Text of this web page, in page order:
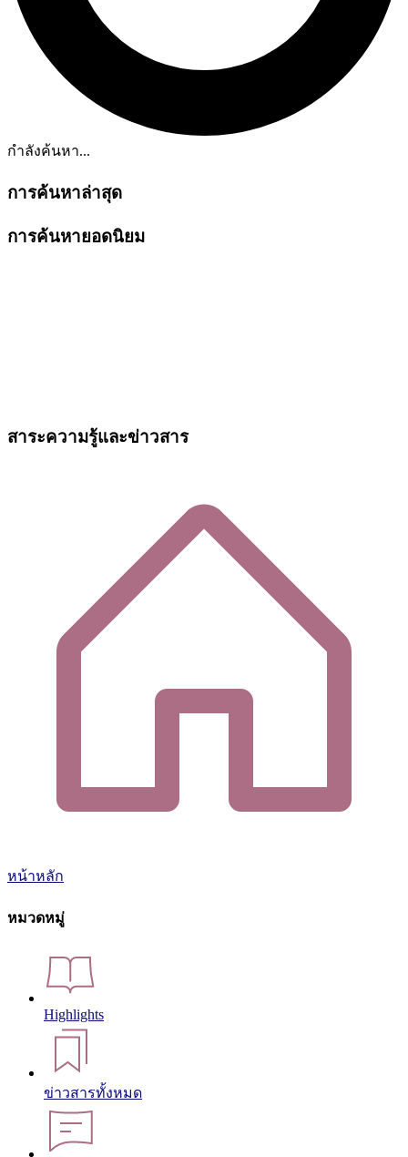
กำลังค้นหา...
การค้นหาล่าสุด
การค้นหายอดนิยม
สาระความรู้และข่าวสาร
หน้าหลัก
หมวดหมู่
Highlights
ข่าวสารทั้งหมด